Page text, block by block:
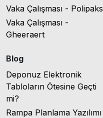
Vaka Çalışması - Polipaks
Vaka Çalışması -
Gheeraert
Blog
Deponuz Elektronik
Tabloların Ötesine Geçti
mi?
Rampa Planlama Yazılımı